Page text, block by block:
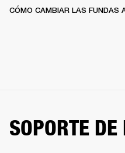
CÓMO CAMBIAR LAS FUNDAS
SOPORTE